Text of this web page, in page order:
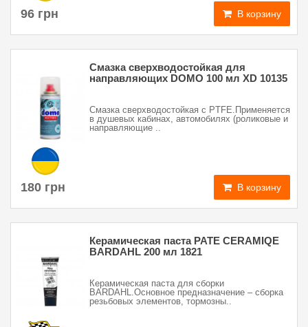
96 грн В корзину
Смазка сверхводостойкая для
направляющих DOMO 100 мл ХD 10135
Смазка сверхводостойкая с PTFE.Применяется
в душевых кабинах, автомобилях (роликовые и
направляющие ..
180 грн В корзину
Керамическая паста PATE CERAMIQE
BARDAHL 200 мл 1821
Керамическая паста для сборки
BARDAHL.Основное предназначение – сборка
резьбовых элементов, тормозны..